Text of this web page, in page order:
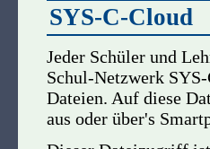
SYS-C-Cloud
Jeder Schüler und
Schul-Netzwerk
Dateien. Auf diese
aus oder über's